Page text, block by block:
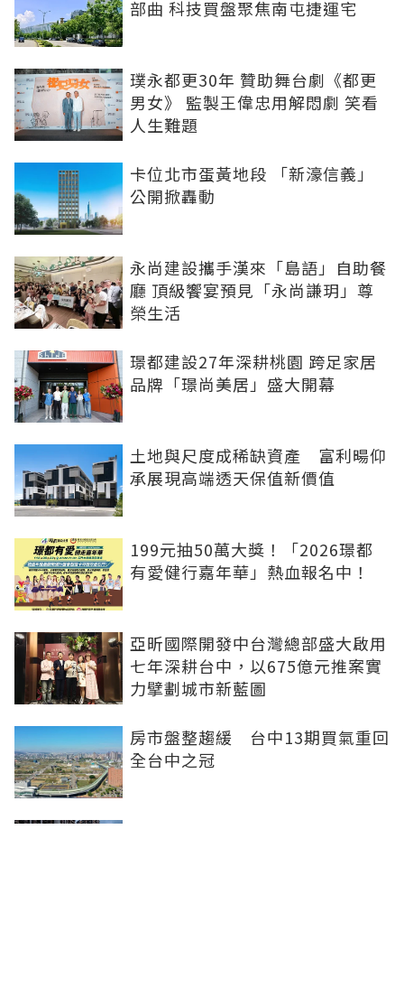
部曲 科技買盤聚焦南屯捷運宅
璞永都更30年 贊助舞台劇《都更
男女》 監製王偉忠用解悶劇 笑看
人生難題
卡位北市蛋黃地段 「新濠信義」
公開掀轟動
永尚建設攜手漢來「島語」自助餐
廳 頂級饗宴預見「永尚謙玥」尊
榮生活
璟都建設27年深耕桃園 跨足家居
品牌「璟尚美居」盛大開幕
土地與尺度成稀缺資產 富利暘仰
承展現高端透天保值新價值
199元抽50萬大獎！「2026璟都
有愛健行嘉年華」熱血報名中！
亞昕國際開發中台灣總部盛大啟用
七年深耕台中，以675億元推案實
力擘劃城市新藍圖
房市盤整趨緩 台中13期買氣重回
全台中之冠